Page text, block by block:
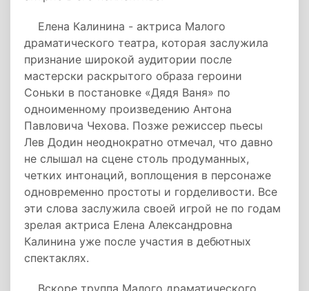
Елена Калинина - актриса Малого
драматического театра, которая заслужила
признание широкой аудитории после
мастерски раскрытого образа героини
Соньки в постановке «Дядя Ваня» по
одноименному произведению Антона
Павловича Чехова. Позже режиссер пьесы
Лев Додин неоднократно отмечал, что давно
не слышал на сцене столь продуманных,
четких интонаций, воплощения в персонаже
одновременно простоты и горделивости. Все
эти слова заслужила своей игрой не по годам
зрелая актриса Елена Александровна
Калинина уже после участия в дебютных
спектаклях.
Вскоре труппа Малого драматического